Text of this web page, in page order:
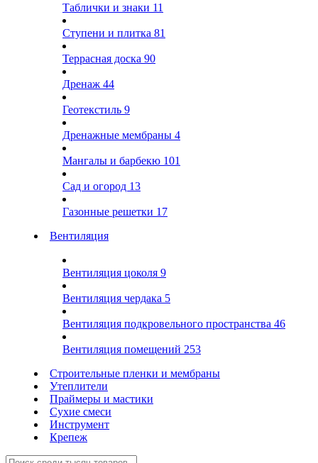
Таблички и знаки 11
Ступени и плитка 81
Террасная доска 90
Дренаж 44
Геотекстиль 9
Дренажные мембраны 4
Мангалы и барбекю 101
Сад и огород 13
Газонные решетки 17
Вентиляция
Вентиляция цоколя 9
Вентиляция чердака 5
Вентиляция подкровельного пространства 46
Вентиляция помещений 253
Строительные пленки и мембраны
Утеплители
Праймеры и мастики
Сухие смеси
Инструмент
Крепеж